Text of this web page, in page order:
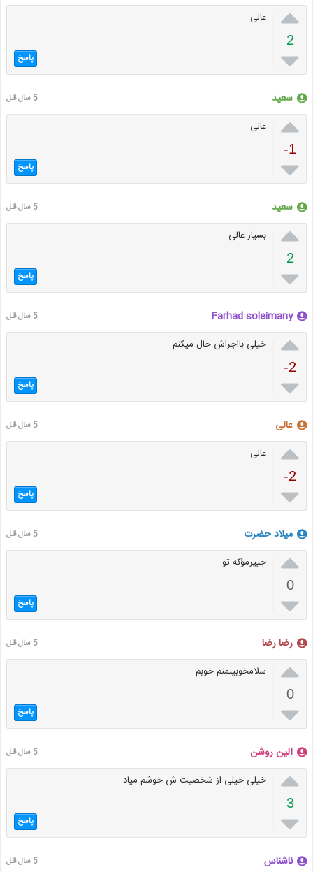

2

عالی
پاسخ
سعید 5 سال قبل

-1

عالی
پاسخ
سعید 5 سال قبل

2

بسیار عالی
پاسخ
Farhad soleimany 5 سال قبل

-2

خیلی بااجراش حال میکنم
پاسخ
عالی 5 سال قبل

-2

عالی
پاسخ
میلاد حضرت 5 سال قبل

0

جیپرمؤکه تو
پاسخ
رضا رضا 5 سال قبل

0

سلامخوبينمنم خوبم
پاسخ
الین روشن 5 سال قبل

3

خیلی خیلی از شخصیت ش خوشم میاد
پاسخ
ناشناس 5 سال قبل